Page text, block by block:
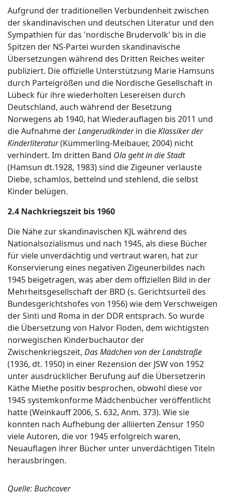
Aufgrund der traditionellen Verbundenheit zwischen
der skandinavischen und deutschen Literatur und den
Sympathien für das 'nordische Brudervolk' bis in die
Spitzen der NS-Partei wurden skandinavische
Übersetzungen während des Dritten Reiches weiter
publiziert. Die offizielle Unterstützung Marie Hamsuns
durch Parteigrößen und die Nordische Gesellschaft in
Lübeck für ihre wiederholten Lesereisen durch
Deutschland, auch während der Besetzung
Norwegens ab 1940, hat Wiederauflagen bis 2011 und
die Aufnahme derLangerudkinderin dieKlassiker der
Kinderliteratur(Kümmerling-Meibauer, 2004) nicht
verhindert. Im dritten Band Ola geht in die Stadt
(Hamsun dt.1928, 1983) sind die Zigeuner verlauste
Diebe, schamlos, bettelnd und stehlend, die selbst
Kinder belügen.
2.4 Nachkriegszeit bis 1960
Die Nähe zur skandinavischen KJL während des
Nationalsozialismus und nach 1945, als diese Bücher
für viele unverdächtig und vertraut waren, hat zur
Konservierung eines negativen Zigeunerbildes nach
1945 beigetragen, was aber dem offiziellen Bild in der
Mehrheitsgesellschaft der BRD (s. Gerichtsurteil des
Bundesgerichtshofes von 1956) wie dem Verschweigen
der Sinti und Roma in der DDR entsprach. So wurde
die Übersetzung von Halvor Floden, dem wichtigsten
norwegischen Kinderbuchautor der
Zwischenkriegszeit, Das Mädchen von der Landstraße
(1936, dt. 1950) in einer Rezension der JSW von 1952
unter ausdrücklicher Berufung auf die Übersetzerin
Käthe Miethe positiv besprochen, obwohl diese vor
1945 systemkonforme Mädchenbücher veröffentlicht
hatte (Weinkauff 2006, S. 632, Anm. 373). Wie sie
konnten nach Aufhebung der alliierten Zensur 1950
viele Autoren, die vor 1945 erfolgreich waren,
Neuauflagen ihrer Bücher unter unverdächtigen Titeln
herausbringen.
Quelle: Buchcover